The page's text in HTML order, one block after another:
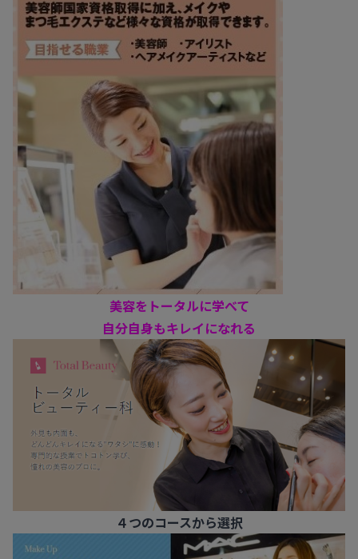
美容をトータルに学べて
自分自身もキレイになれる
４つのコースから選択